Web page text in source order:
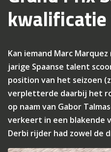
kwalificatie
Kan iemand Marc
jarige Spaanse talent
position van het seizoen
verpletterde daarbij het
op naam van Gabor
verkeert in een blakende
Derbi rijder had zowel de